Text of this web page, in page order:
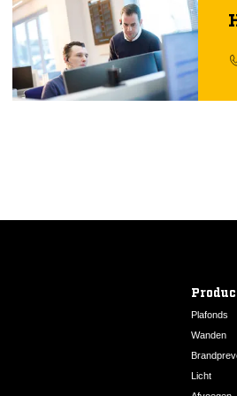
geschikt voor zowel
Plafonds
Wanden
Licht